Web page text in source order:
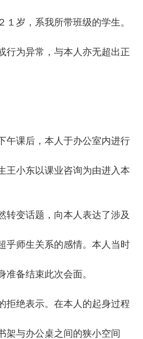
岁，系我所带班级的学生。
行为异常，与本人亦无超出正
课后，本人于办公室内进行
王小东以课业咨询为由进入本
变话题，向本人表达了涉及
乎师生关系的感情。本人当时
准备结束此次会面。
绝表示。在本人的起身过程
架与办公桌之间的狭小空间